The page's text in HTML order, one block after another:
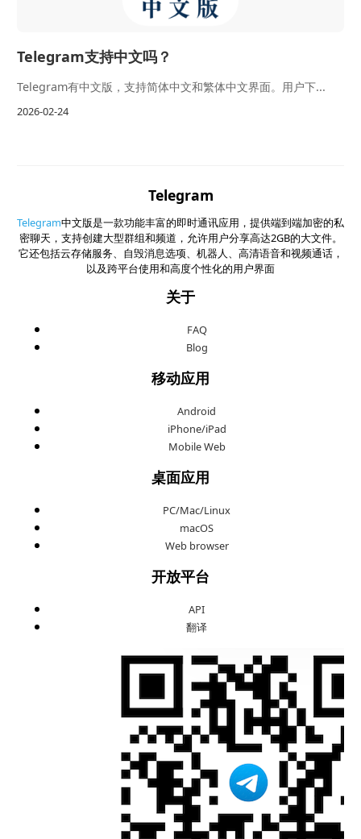
Telegram支持中文吗？
Telegram有中文版，支持简体中文和繁体中文界面。用户下...
2026-02-24
Telegram
Telegram中文版是一款功能丰富的即时通讯应用，提供端到端加密的私
密聊天，支持创建大型群组和频道，允许用户分享高达2GB的大文件。
它还包括云存储服务、自毁消息选项、机器人、高清语音和视频通话，
以及跨平台使用和高度个性化的用户界面
关于
FAQ
Blog
移动应用
Android
iPhone/iPad
Mobile Web
桌面应用
PC/Mac/Linux
macOS
Web browser
开放平台
API
翻译